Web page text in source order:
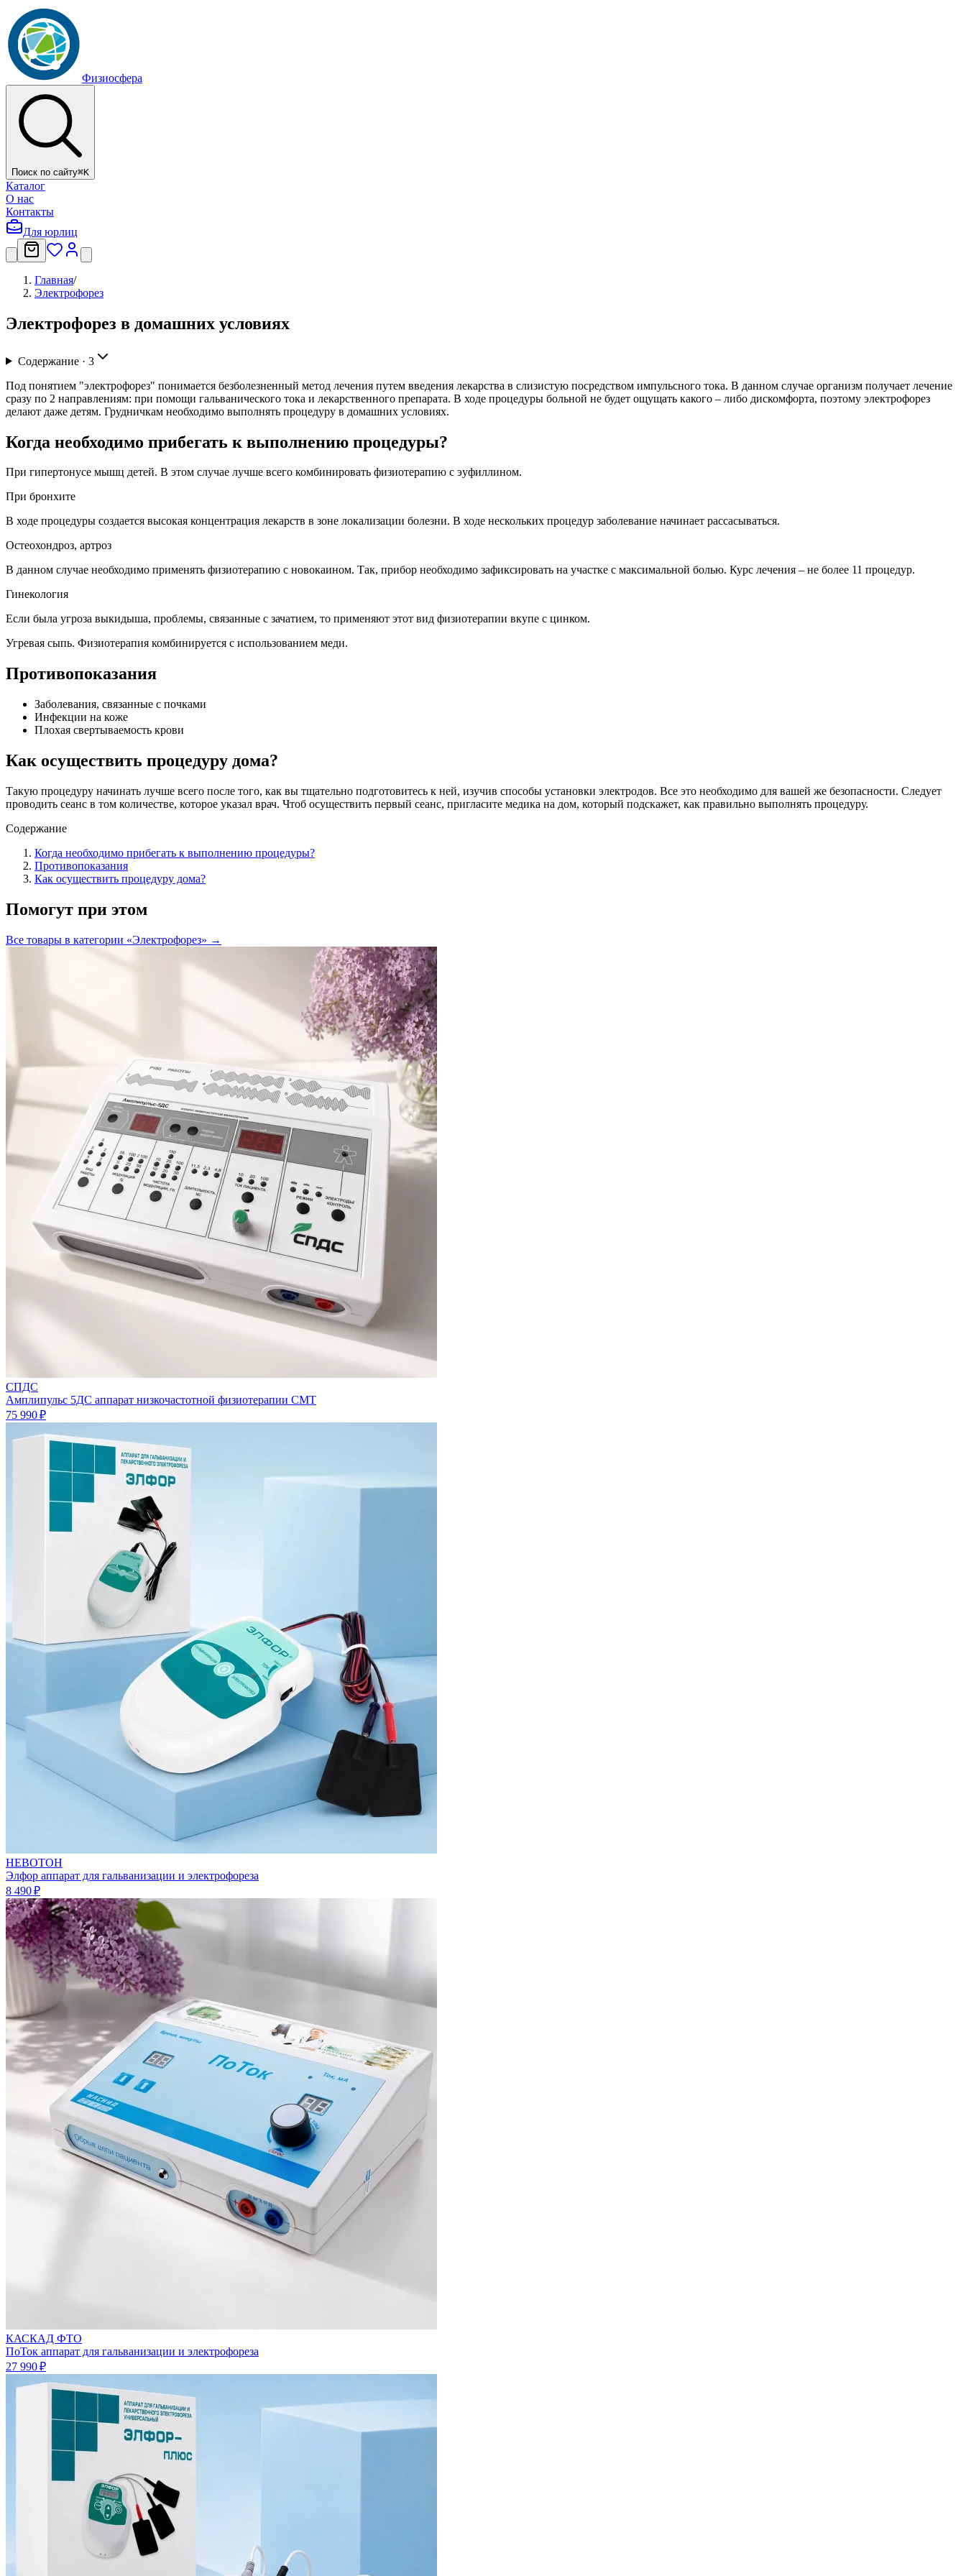
Физиосфера
Поиск по сайту⌘K
Каталог
О нас
Контакты
Для юрлиц
Главная/
Электрофорез
Электрофорез в домашних условиях
Содержание · 3
Под понятием "электрофорез" понимается безболезненный метод лечения путем введения лекарства в слизистую посредством импульсного тока. В данном случае организм получает лечение
сразу по 2 направлениям: при помощи гальванического тока и лекарственного препарата. В ходе процедуры больной не будет ощущать какого – либо дискомфорта, поэтому электрофорез
делают даже детям. Грудничкам необходимо выполнять процедуру в домашних условиях.
Когда необходимо прибегать к выполнению процедуры?
При гипертонусе мышц детей. В этом случае лучше всего комбинировать физиотерапию с эуфиллином.
При бронхите
В ходе процедуры создается высокая концентрация лекарств в зоне локализации болезни. В ходе нескольких процедур заболевание начинает рассасываться.
Остеохондроз, артроз
В данном случае необходимо применять физиотерапию с новокаином. Так, прибор необходимо зафиксировать на участке с максимальной болью. Курс лечения – не более 11 процедур.
Гинекология
Если была угроза выкидыша, проблемы, связанные с зачатием, то применяют этот вид физиотерапии вкупе с цинком.
Угревая сыпь. Физиотерапия комбинируется с использованием меди.
Противопоказания
Заболевания, связанные с почками
Инфекции на коже
Плохая свертываемость крови
Как осуществить процедуру дома?
Такую процедуру начинать лучше всего после того, как вы тщательно подготовитесь к ней, изучив способы установки электродов. Все это необходимо для вашей же безопасности. Следует
проводить сеанс в том количестве, которое указал врач. Чтоб осуществить первый сеанс, пригласите медика на дом, который подскажет, как правильно выполнять процедуру.
Содержание
Когда необходимо прибегать к выполнению процедуры?
Противопоказания
Как осуществить процедуру дома?
Помогут при этом
Все товары в категории «Электрофорез» →
СПДС
Амплипульс 5ДС аппарат низкочастотной физиотерапии СМТ
75 990 ₽
НЕВОТОН
Элфор аппарат для гальванизации и электрофореза
8 490 ₽
КАСКАД ФТО
ПоТок аппарат для гальванизации и электрофореза
27 990 ₽